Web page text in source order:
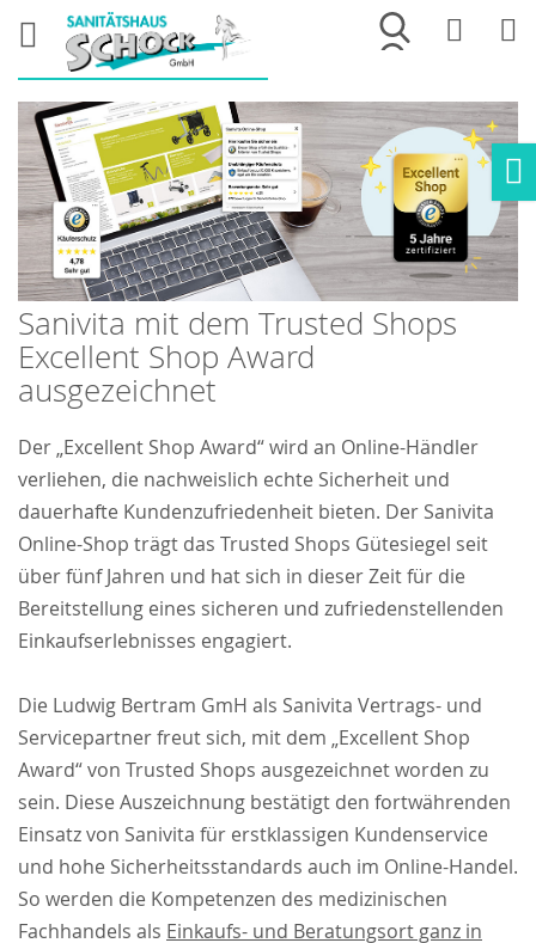
Merkliste
Sanivita mit dem Trusted Shops
Excellent Shop Award
ausgezeichnet
Der „Excellent Shop Award“ wird an Online-Händler
verliehen, die nachweislich echte Sicherheit und
dauerhafte Kundenzufriedenheit bieten. Der Sanivita
Online-Shop trägt das Trusted Shops Gütesiegel seit
über fünf Jahren und hat sich in dieser Zeit für die
Bereitstellung eines sicheren und zufriedenstellenden
Einkaufserlebnisses engagiert.
Die Ludwig Bertram GmH als Sanivita Vertrags- und
Servicepartner freut sich, mit dem „Excellent Shop
Award“ von Trusted Shops ausgezeichnet worden zu
sein. Diese Auszeichnung bestätigt den fortwährenden
Einsatz von Sanivita für erstklassigen Kundenservice
und hohe Sicherheitsstandards auch im Online-Handel.
So werden die Kompetenzen des medizinischen
Fachhandels als Einkaufs- und Beratungsort ganz in